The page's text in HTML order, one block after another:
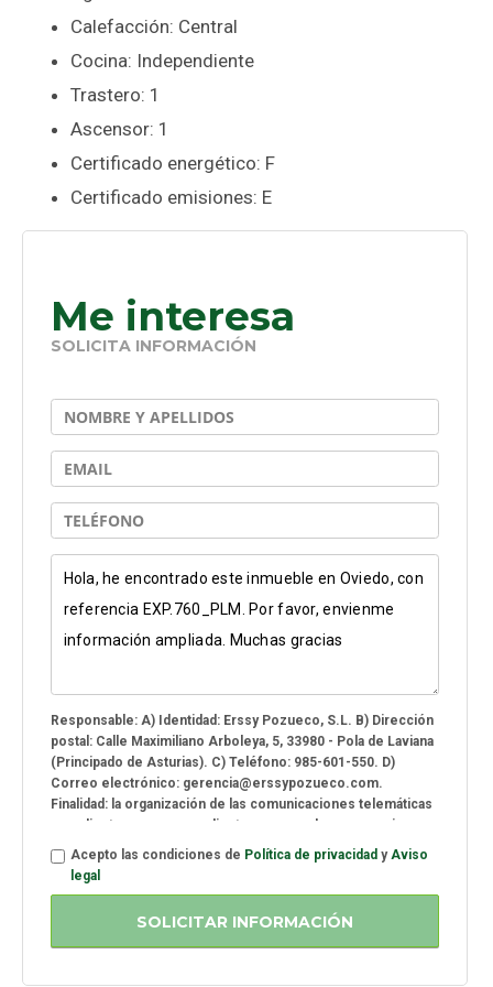
Calefacción: Central
Cocina: Independiente
Trastero: 1
Ascensor: 1
Certificado energético: F
Certificado emisiones: E
Me interesa
SOLICITA INFORMACIÓN
Responsable: A) Identidad: Erssy Pozueco, S.L. B) Dirección
postal: Calle Maximiliano Arboleya, 5, 33980 - Pola de Laviana
(Principado de Asturias). C) Teléfono: 985-601-550. D)
Correo electrónico: gerencia@erssypozueco.com.
Finalidad: la organización de las comunicaciones telemáticas
con clientes, empresas clientes, proveedores, organismos
oficiales y, en general, con cualquier otro tercero con quien
se mantenga este tipo de comunicaciones. ¿Con que
finalidad tratamos sus datos? Para la organización de las
comunicaciones telemáticas con clientes, empresas
clientes, proveedores, organismos oficiales y, en general,
con cualquier otro tercero con quien se mantenga este tipo
Acepto las condiciones de Política de privacidad yAviso
legal
SOLICITAR INFORMACIÓN